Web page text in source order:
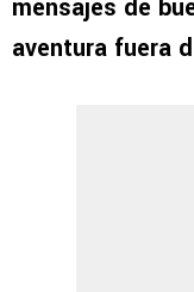
mensajes de
aventura fuera